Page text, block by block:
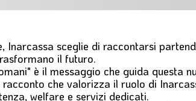
Inarcassa sceglie di raccontarsi
il futuro.
è il messaggio che guida questa
racconto che valorizza il ruolo di
welfare e servizi dedicati.